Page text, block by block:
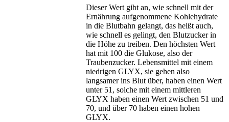
Dieser Wert gibt an, wie schnell mit der
Ernährung aufgenommene Kohlehydrate
in die Blutbahn gelangt, das heißt auch,
wie schnell es gelingt, den Blutzucker in
die Höhe zu treiben. Den höchsten Wert
hat mit 100 die Glukose, also der
Traubenzucker. Lebensmittel mit einem
niedrigen GLYX, sie gehen also
langsamer ins Blut über, haben einen Wert
unter 51, solche mit einem mittleren
GLYX haben einen Wert zwischen 51 und
70, und über 70 haben einen hohen
GLYX.